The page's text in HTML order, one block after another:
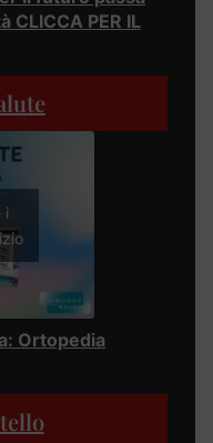
CLICCA PER IL
i
Ortopedia